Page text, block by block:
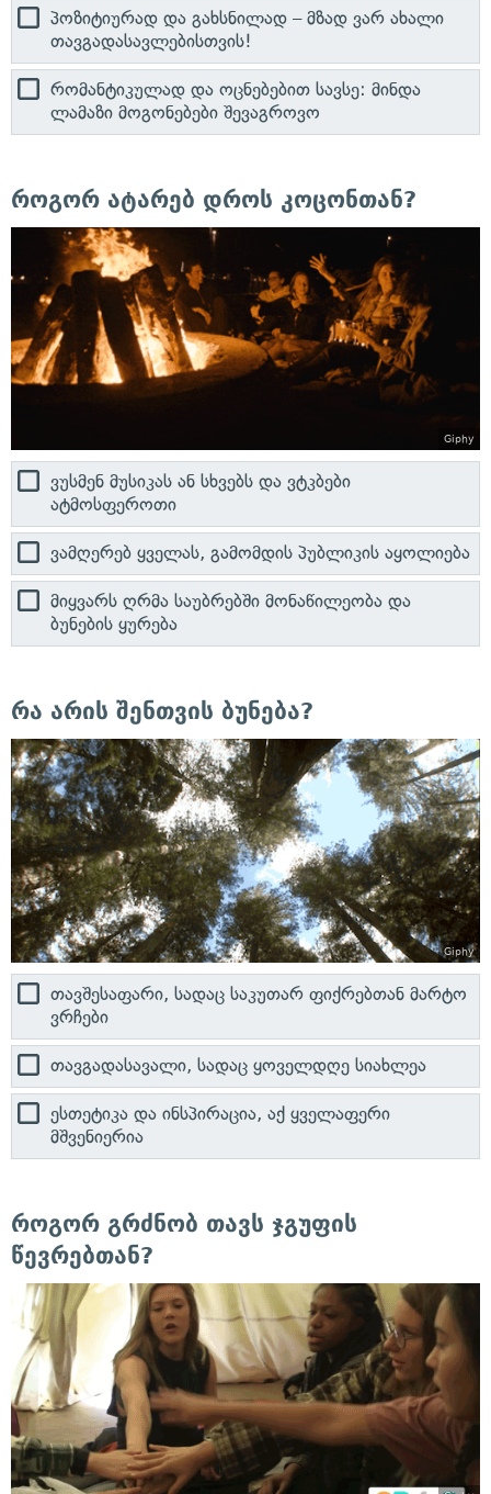
პოზიტიურად და გახსნილად – მზად ვარ ახალი
თავგადასავლებისთვის!
რომანტიკულად და ოცნებებით სავსე: მინდა
ლამაზი მოგონებები შევაგროვო
როგორ ატარებ დროს კოცონთან?
Giphy
ვუსმენ მუსიკას ან სხვებს და ვტკბები
ატმოსფეროთი
ვამღერებ ყველას, გამომდის პუბლიკის აყოლიება
მიყვარს ღრმა საუბრებში მონაწილეობა და
ბუნების ყურება
რა არის შენთვის ბუნება?
Giphy
თავშესაფარი, სადაც საკუთარ ფიქრებთან მარტო
ვრჩები
თავგადასავალი, სადაც ყოველდღე სიახლეა
ესთეტიკა და ინსპირაცია, აქ ყველაფერი
მშვენიერია
როგორ გრძნობ თავს ჯგუფის
წევრებთან?